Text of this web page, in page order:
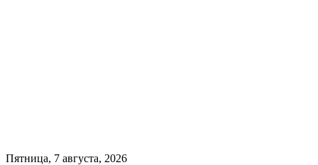
Пятница, 7 августа, 2026